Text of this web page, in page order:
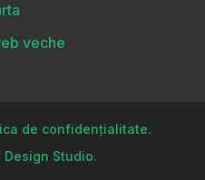
veche
de confidențialitate.
Design Studio.